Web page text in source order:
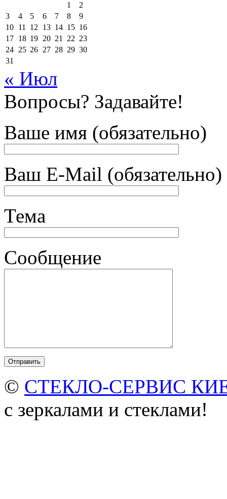
1
2
3
4 5 6 7 8
9
10 11 12 13 14 15 16
17 18 19 20 21 22 23
24 25 26 27 28 29 30
31
« Июл
Вопросы? Задавайте!
Ваше имя (обязательно)
Ваш E-Mail (обязательно)
Тема
Сообщение
© СТЕКЛО-СЕРВИС
с зеркалами и стеклами!